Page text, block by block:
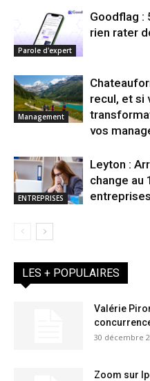
Parole d'expert
Goodflag :
rien rater
Management
recul, et si
vos
ENTREPRISES
Leyton :
change au
entreprises
LES + POPULAIRES
Valérie
30 décembre
Zoom sur